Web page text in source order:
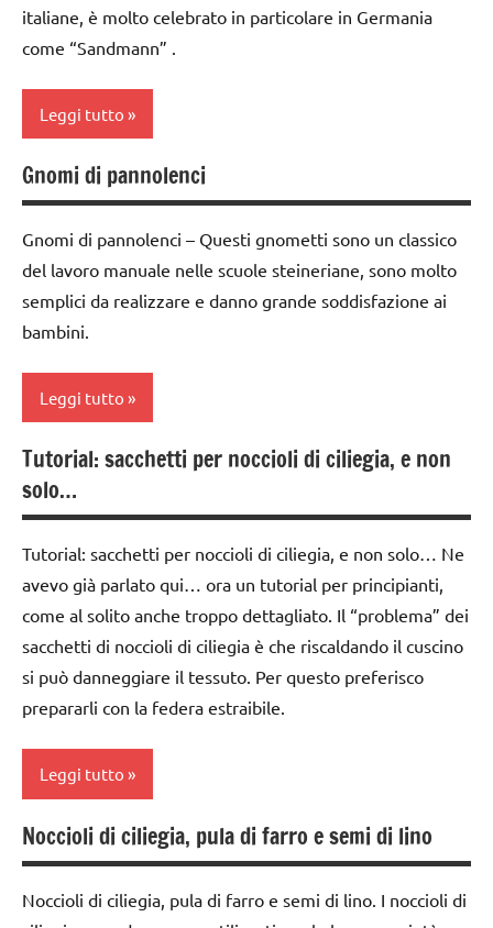
TUTORIAL
PER ETA'
italiane, è molto celebrato in particolare in Germania
come “Sandmann” .
Leggi tutto
cartamodelli
1a
classe
anni
dai
3 ai
gnomi
LIBRI E
ALBI
ILLUSTRATI
LINGUAGGIO
casa e
a
scuola
Gnomi di pannolenci
Gnomi di pannolenci – Questi gnometti sono un classico
del lavoro manuale nelle scuole steineriane, sono molto
semplici da realizzare e danno grande soddisfazione ai
bambini.
Leggi tutto
3a
settimana
di
avvento
cartamodelli
classe
1a
2a
da 0
a 3
Tutorial: sacchetti per noccioli di ciliegia, e non
solo…
Tutorial: sacchetti per noccioli di ciliegia, e non solo… Ne
avevo già parlato qui… ora un tutorial per principianti,
come al solito anche troppo dettagliato. Il “problema” dei
sacchetti di noccioli di ciliegia è che riscaldando il cuscino
si può danneggiare il tessuto. Per questo preferisco
prepararli con la federa estraibile.
Leggi tutto
classi
1a-5a
da 0
Noccioli di ciliegia, pula di farro e semi di lino
Noccioli di ciliegia, pula di farro e semi di lino. I noccioli di